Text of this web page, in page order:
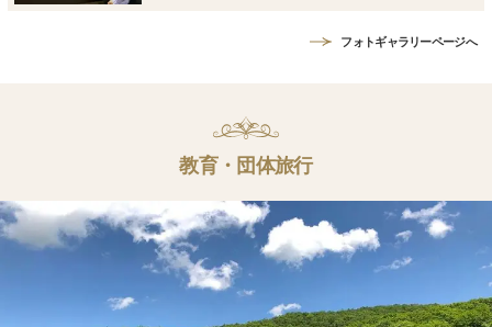
フォトギャラリーページへ
教育・団体旅行